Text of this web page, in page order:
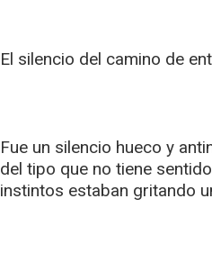
El silencio del camino de
Fue un silencio hueco y
del tipo que no tiene
instintos estaban gritando